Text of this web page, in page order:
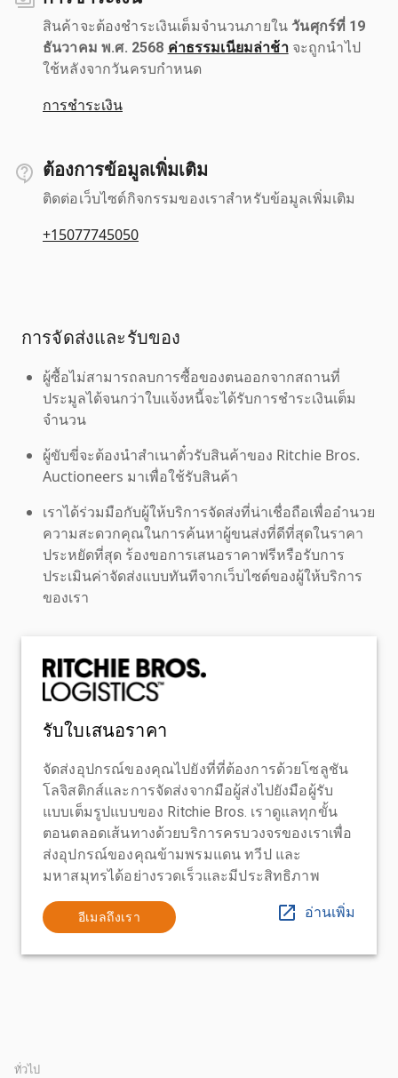
สินค้าจะต้องชำระเงินเต็มจำนวนภายใน วันศุกร์ที่ 19
ธันวาคม พ.ศ. 2568 ค่าธรรมเนียมล่าช้าจะถูกนำไป
ใช้หลังจากวันครบกำหนด
การชำระเงิน
ต้องการข้อมูลเพิ่มเติม
ติดต่อเว็บไซต์กิจกรรมของเราสำหรับข้อมูลเพิ่มเติม
+15077745050
การจัดส่งและรับของ
ผู้ซื้อไม่สามารถลบการซื้อของตนออกจากสถานที่
ประมูลได้จนกว่าใบแจ้งหนี้จะได้รับการชำระเงินเต็ม
จำนวน
ผู้ขับขี่จะต้องนำสำเนาตั๋วรับสินค้าของ Ritchie Bros.
Auctioneers มาเพื่อใช้รับสินค้า
เราได้ร่วมมือกับผู้ให้บริการจัดส่งที่น่าเชื่อถือเพื่ออำนวย
ความสะดวกคุณในการค้นหาผู้ขนส่งที่ดีที่สุดในราคา
ประหยัดที่สุด ร้องขอการเสนอราคาฟรีหรือรับการ
ประเมินค่าจัดส่งแบบทันทีจากเว็บไซต์ของผู้ให้บริการ
ของเรา
รับใบเสนอราคา
จัดส่งอุปกรณ์ของคุณไปยังที่ที่ต้องการด้วยโซลูชัน
โลจิสติกส์และการจัดส่งจากมือผู้ส่งไปยังมือผู้รับ
แบบเต็มรูปแบบของ Ritchie Bros. เราดูแลทุกขั้น
ตอนตลอดเส้นทางด้วยบริการครบวงจรของเราเพื่อ
ส่งอุปกรณ์ของคุณข้ามพรมแดน ทวีป และ
มหาสมุทรได้อย่างรวดเร็วและมีประสิทธิภาพ
อีเมลถึงเรา อ่านเพิ่ม
ทั่วไป